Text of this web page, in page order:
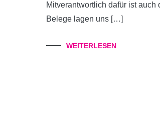
Mitverantwortlich dafür ist
Belege lagen uns […]
WEITERLESEN